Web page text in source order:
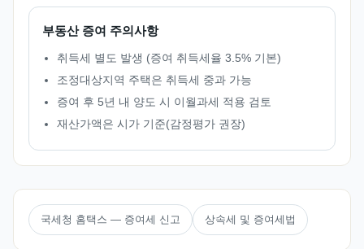
부동산 증여 주의사항
취득세 별도 발생 (증여 취득세율 3.5% 기본)
조정대상지역 주택은 취득세 중과 가능
증여 후 5년 내 양도 시 이월과세 적용 검토
재산가액은 시가 기준(감정평가 권장)
국세청 홈택스 — 증여세 신고 상속세 및 증여세법